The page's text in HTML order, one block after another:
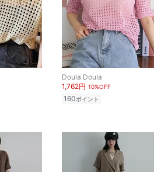
Doula Doula
1,762円 10%OFF
160ポイント